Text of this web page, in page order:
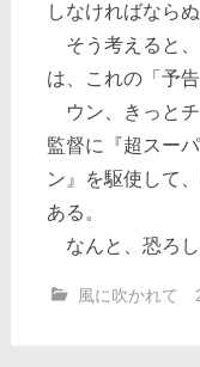
しなければなら
そう考えると
は、これの「予
ウン、きっと
監督に『超スー
ン』を駆使して
ある。
なんと、恐ろし
風に吹かれて